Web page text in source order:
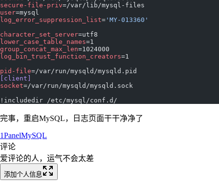
secure-file-priv=/var/lib/mysql-files
user=mysql
log_error_suppression_list= 'MY-013360'
character_set_server=utf8
lower_case_table_names=1
group_concat_max_len=1024000
log_bin_trust_function_creators=1
pid-file=/var/run/mysqld/mysqld.pid
[client]
socket=/var/run/mysqld/mysqld.sock
!includedir /etc/mysql/conf.d/
完事，重启MySQL，日志页面干干净净了
1PanelMySQL
评论
爱评论的人，运气不会太差
添加个人信息